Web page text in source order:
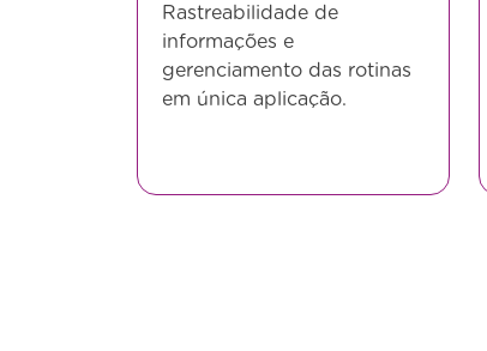
Rastreabilidade de
informações e
gerenciamento das rotinas
em única aplicação.